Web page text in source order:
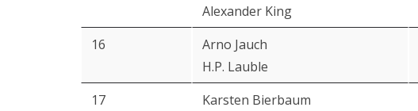
Alexander King
16
Arno Jauch
H.P. Lauble
17
Karsten Bierbaum